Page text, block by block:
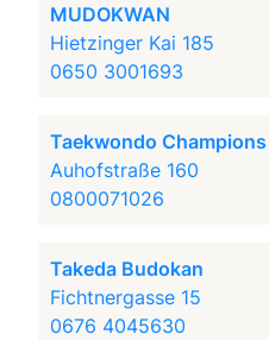
MUDOKWAN
Hietzinger Kai 185
0650 3001693
Taekwondo Champions
Auhofstraße 160
0800071026
Takeda Budokan
Fichtnergasse 15
0676 4045630